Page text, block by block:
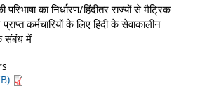
परिभाषा का निर्धारण/हिंदीतर राज्यों से मैट्रिक
कर्मचारियों के लिए हिंदी के सेवाकालीन
संबंध में